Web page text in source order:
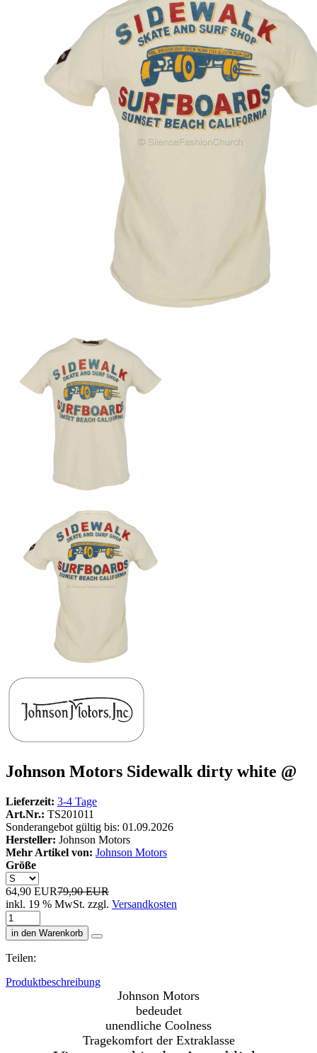
Johnson Motors Sidewalk dirty white @
Lieferzeit: 3-4 Tage
Art.Nr.: TS201011
Sonderangebot gültig bis: 01.09.2026
Hersteller: Johnson Motors
Mehr Artikel von: Johnson Motors
Größe
64,90 EUR79,90 EUR
inkl. 19 % MwSt. zzgl. Versandkosten
in den Warenkorb
Teilen:
Produktbeschreibung
Johnson Motors
bedeudet
unendliche Coolness
Tragekomfort der Extraklasse